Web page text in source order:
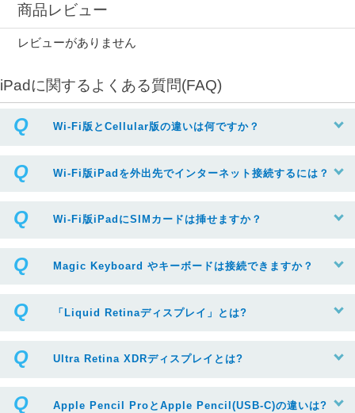
商品レビュー
レビューがありません
iPadに関するよくある質問(FAQ)
Wi-Fi版とCellular版の違いは何ですか？
Wi-Fi版iPadを外出先でインターネット接続するには？
Wi-Fi版iPadにSIMカードは挿せますか？
Magic Keyboard やキーボードは接続できますか？
「Liquid Retinaディスプレイ」とは?
Ultra Retina XDRディスプレイとは?
Apple Pencil ProとApple Pencil(USB-C)の違いは?